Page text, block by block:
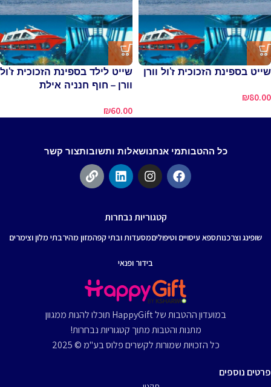
שייט בספינת הזכוכית ז'ול וורן
₪80.00
שייט לילד בספינת הזכוכית ז'ול
וורן – חוף חנניה אילת
₪60.00
כל ההטבותמי אנחנושאלות ותשובותצור קשר
קטגוריות נבחרות
שופינג וצרכנותספא עיסויים וטיפוליםמסעדות ובתי קפהמזון מהירבתי מלון וצימרים
בידור ופנאי
במועדון ההטבות של HappyGift תוכלו להנות ממגוון
מתנות והטבות מתוך קטגוריות נבחרות!
כל הזכויות שמורות לקשרים פלוס בע"מ © 2025
פרטים נוספים